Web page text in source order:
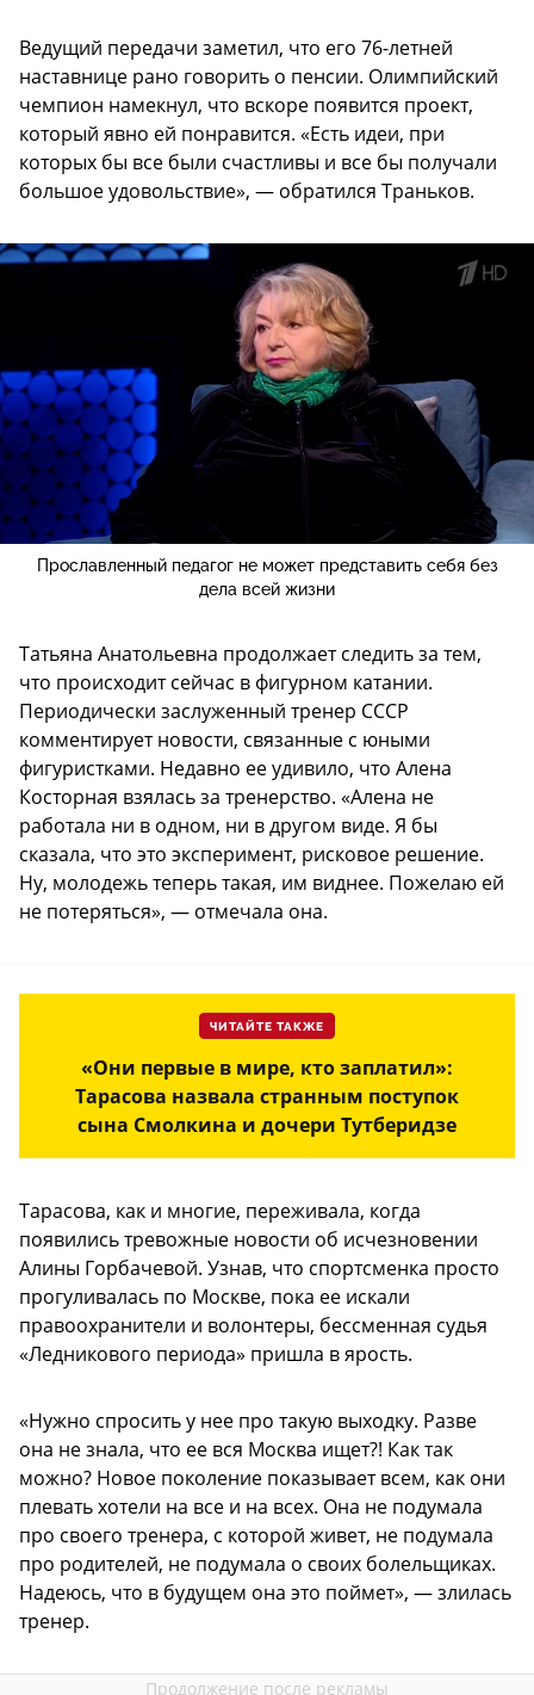
Ведущий передачи заметил, что его 76-летней
наставнице рано говорить о пенсии. Олимпийский
чемпион намекнул, что вскоре появится проект,
который явно ей понравится. «Есть идеи, при
которых бы все были счастливы и все бы получали
большое удовольствие», — обратился Траньков.
Прославленный педагог не может представить себя без
дела всей жизни
Татьяна Анатольевна продолжает следить за тем,
что происходит сейчас в фигурном катании.
Периодически заслуженный тренер СССР
комментирует новости, связанные с юными
фигуристками. Недавно ее удивило, что Алена
Косторная взялась за тренерство. «Алена не
работала ни в одном, ни в другом виде. Я бы
сказала, что это эксперимент, рисковое решение.
Ну, молодежь теперь такая, им виднее. Пожелаю ей
не потеряться», — отмечала она.
ЧИТАЙТЕ ТАКЖЕ
«Они первые в мире, кто заплатил»:
Тарасова назвала странным поступок
сына Смолкина и дочери Тутберидзе
Тарасова, как и многие, переживала, когда
появились тревожные новости об исчезновении
Алины Горбачевой. Узнав, что спортсменка просто
прогуливалась по Москве, пока ее искали
правоохранители и волонтеры, бессменная судья
«Ледникового периода» пришла в ярость.
«Нужно спросить у нее про такую выходку. Разве
она не знала, что ее вся Москва ищет?! Как так
можно? Новое поколение показывает всем, как они
плевать хотели на все и на всех. Она не подумала
про своего тренера, с которой живет, не подумала
про родителей, не подумала о своих болельщиках.
Надеюсь, что в будущем она это поймет», — злилась
тренер.